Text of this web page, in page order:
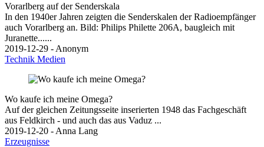
Vorarlberg auf der Senderskala
In den 1940er Jahren zeigten die Senderskalen der Radioempfänger
auch Vorarlberg an. Bild: Philips Philette 206A, baugleich mit
Juranette......
2019-12-29 - Anonym
Technik Medien
Wo kaufe ich meine Omega?
Auf der gleichen Zeitungsseite inserierten 1948 das Fachgeschäft
aus Feldkirch - und auch das aus Vaduz ...
2019-12-20 - Anna Lang
Erzeugnisse